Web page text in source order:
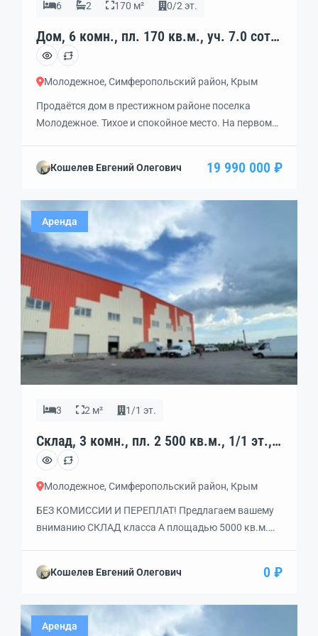
6 2 170 м² 0/2 эт.
Дом, 6 комн., пл. 170 кв.м., уч. 7.0 сот.,
код: 456961
Молодежное, Симферопольский район, Крым
Продаётся дом в престижном районе поселка
Молодежное. Тихое и спокойное место. На первом
еще 1 комната. Под всем домом находится подвал.
электричество, водяное отопление. До центра
поселка 7 минут пешком. Школа, дет. сад, магазины
— все рядом. […]
Кошелев Евгений Олегович 19 990 000 ₽
Аренда
3 2 м² 1/1 эт.
Склад, 3 комн., пл. 2 500 кв.м., 1/1 эт.,
код: 457134
Молодежное, Симферопольский район, Крым
БЕЗ КОМИССИИ И ПЕРЕПЛАТ! Предлагаем вашему
вниманию СКЛАД класса А площадью 5000 кв.м.
возможностью размещения ОФИСА! Высокие
ПРЕИМУЩЕСТВА ПРЕДЛОЖЕНИЯ: — удобный
подъезд и транспортная развязка! — внутренняя
Кошелев Евгений Олегович 0 ₽
Аренда